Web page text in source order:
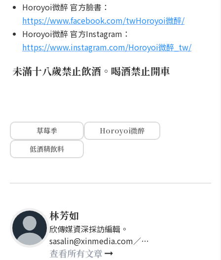
Horoyoi微醉 官方臉書：
https://www.facebook.com/twHoroyoi微醉/
Horoyoi微醉 官方Instagram：
https://www.instagram.com/Horoyoi微醉_tw/
未滿十八歲禁止飲酒。喝酒禁止開車
草莓季
Horoyoi微醉
低酒精飲料
林芳如
欣傳媒資深採訪編輯。
sasalin@xinmedia.com／
happy21917@gmail.com
查看所有文章